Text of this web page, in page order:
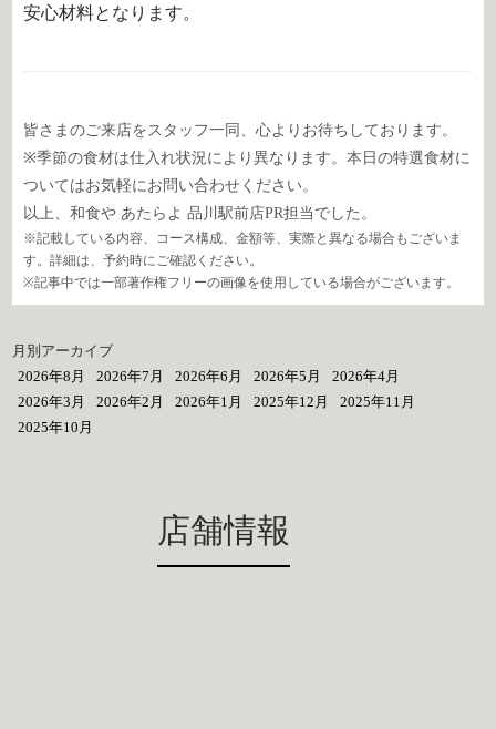
安心材料となります。
皆さまのご来店をスタッフ一同、心よりお待ちしております。
※季節の食材は仕入れ状況により異なります。本日の特選食材に
ついてはお気軽にお問い合わせください。
以上、和食や あたらよ 品川駅前店PR担当でした。
※記載している内容、コース構成、金額等、実際と異なる場合もございま
す。詳細は、予約時にご確認ください。
※記事中では一部著作権フリーの画像を使用している場合がございます。
月別アーカイブ
2026年8月
2026年7月 2026年6月 2026年5月
2026年4月
2026年3月
2026年2月 2026年1月 2025年12月
2025年11月
2025年10月
店舗情報